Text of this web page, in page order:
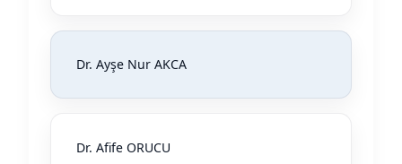
Dr. Ayşe Nur AKCA
Dr. Afife ORUCU